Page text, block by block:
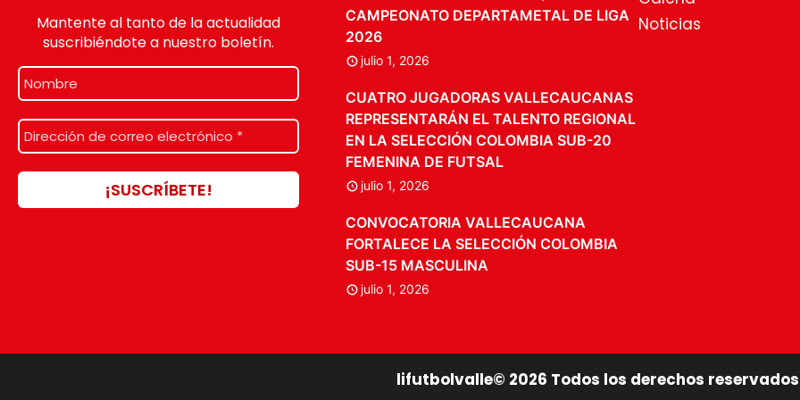
Mantente al tanto de la actualidad
suscribiéndote a nuestro boletín.
CAMPEONATO DEPARTAMETAL DE LIGA
2026
julio 1, 2026
CUATRO JUGADORAS VALLECAUCANAS
REPRESENTARÁN EL TALENTO REGIONAL
EN LA SELECCIÓN COLOMBIA SUB-20
FEMENINA DE FUTSAL
julio 1, 2026
CONVOCATORIA VALLECAUCANA
FORTALECE LA SELECCIÓN COLOMBIA
SUB-15 MASCULINA
julio 1, 2026
Noticias
lifutbolvalle© 2026 Todos los derechos